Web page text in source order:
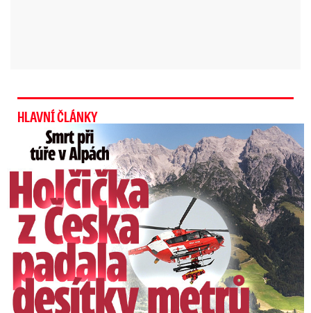
HLAVNÍ ČLÁNKY
Smrt Češky v Alpách: Zemřela při túře s rodiči